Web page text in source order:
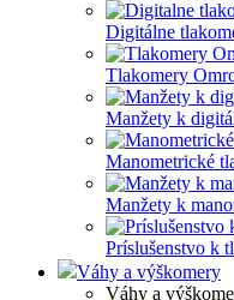
Digitálne
Tlakomery
Manžety k
Manometrické
Manžety k
Príslušenstvo k
Váhy a výškomery
Váhy a